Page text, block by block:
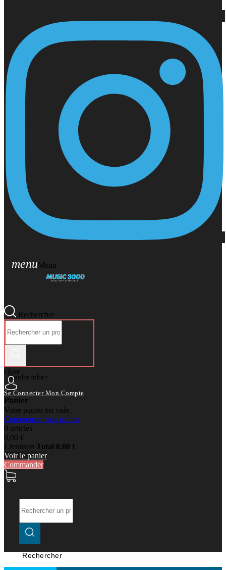
menuMenu
Rechercher
Rechercher
close
Se Connecter Mon Compte
Panier
Votre panier est vide.
Commencer mes achats
0 articles
0,00 €
Livraison Total 0,00 €
Voir le panier
Commander
Rechercher